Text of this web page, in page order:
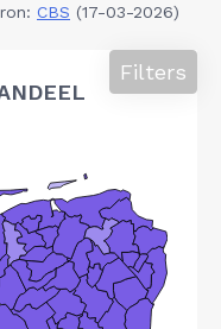
CBS (17-03-2026)
Filters